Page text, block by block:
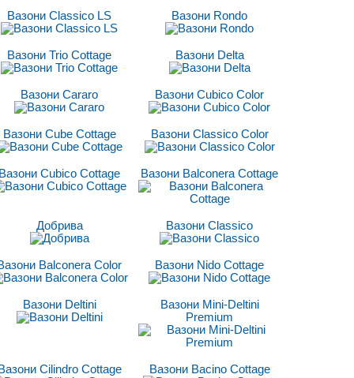
Вазони Classico LS Вазони Rondo
Вазони Trio Cottage Вазони Delta
Вазони Cararo Вазони Cubico Color
Вазони Cube Cottage Вазони Classico Сolor
Cubico Cottage Вазони Balconera Cottage
Добрива Вазони Classico
Balconera Color Вазони Nido Cottage
Вазони Deltini
Вазони Mini-Deltini
Premium
Cilindro Cottage Вазони Bacino Cottage